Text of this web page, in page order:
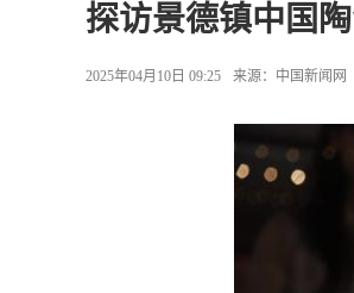
探访景德镇中国
2025年04月10日 09:25 来源： 中国新闻网